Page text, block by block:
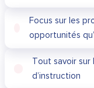
Focus sur les
opportunités
Tout savoir
d’instruction